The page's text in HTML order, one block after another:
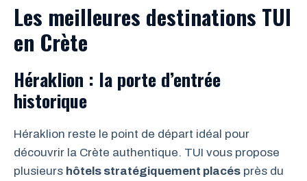
Les meilleures destinations TUI
en Crète
Héraklion : la porte d’entrée
historique
Héraklion reste le point de départ idéal pour
découvrir la Crète authentique. TUI vous propose
plusieurs hôtels stratégiquement placés près du